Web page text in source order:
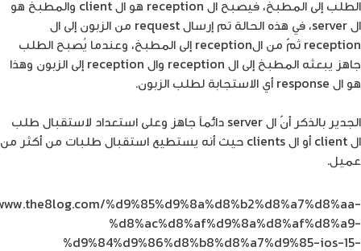
الطلب إلى المطبخ، فيصبح ال reception هو ال client والمطبخ هو
ال server، في هذه الحالة تم إرسال request من الزبون إلى ال
reception ثمّ من الreception إلى المطبخ، وعندما يُصبح الطلب
جاهز يبعثه المطبخ إلى ال reception وال reception إلى الزبون وهذا
هو ال response أي الاستجابة لطلب الزبون.
الجدير بالذكر أنّ ال server دائماً جاهز وعلى استعداد لاستقبال طلب
ال client أو ال clients حيث أنه يستطيع استقبال طلبات من أكثر من
عميل.
%d9%85%d9%8a%d8%b2%d8%a7%d8%aa-
%d8%ac%d8%af%d9%8a%d8%af%d8%a9-
%d9%84%d9%86%d8%b8%d8%a7%d9%85-ios-15-